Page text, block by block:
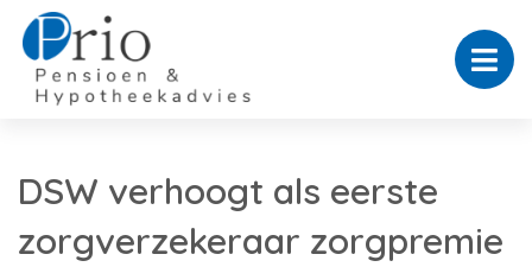
DSW verhoogt als eerste
zorgverzekeraar zorgpremie